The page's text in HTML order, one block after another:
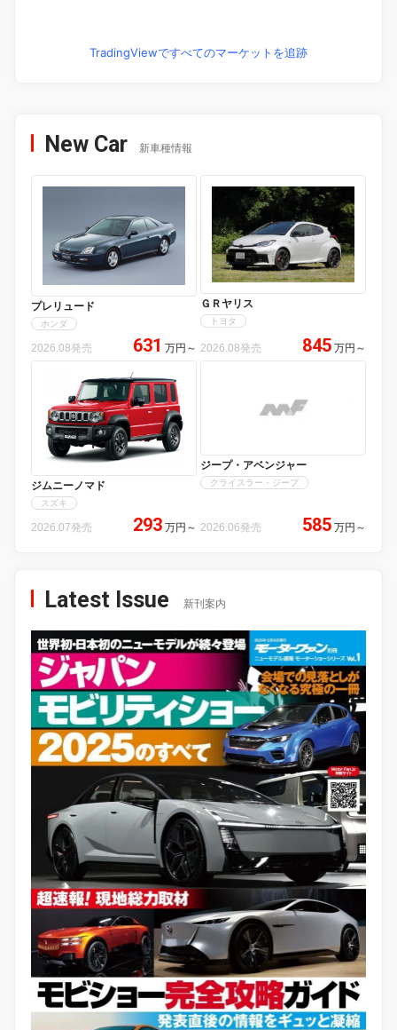
TradingViewですべてのマーケットを追跡
New Car 新車種情報
プレリュード
ホンダ
2026.08発売 631 万円 ～
ＧＲヤリス
トヨタ
2026.08発売 845 万円 ～
ジムニーノマド
スズキ
2026.07発売 293 万円 ～
ジープ・アベンジャー
クライスラー・ジープ
2026.06発売 585 万円 ～
Latest Issue 新刊案内